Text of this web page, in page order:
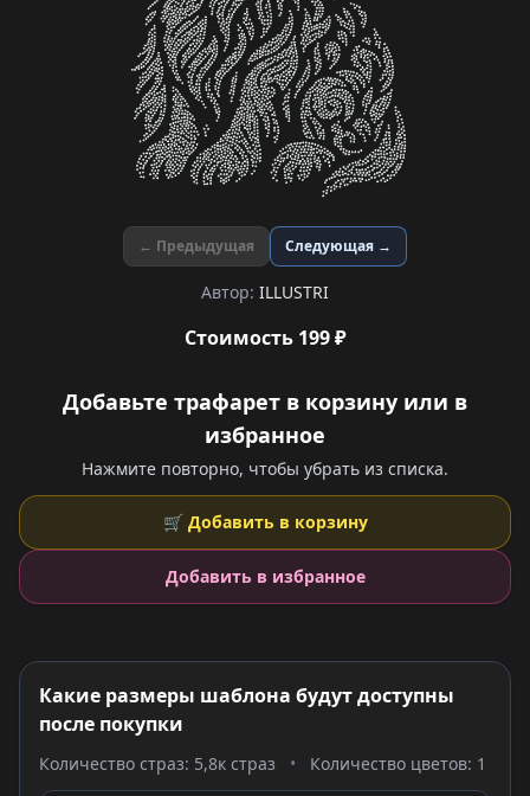
← Предыдущая Следующая →
Автор: ILLUSTRI
Стоимость 199 ₽
Добавьте трафарет в корзину или в
избранное
Нажмите повторно, чтобы убрать из списка.
🛒 Добавить в корзину
Добавить в избранное
Какие размеры шаблона будут доступны
после покупки
Количество страз: 5,8к страз • Количество цветов: 1